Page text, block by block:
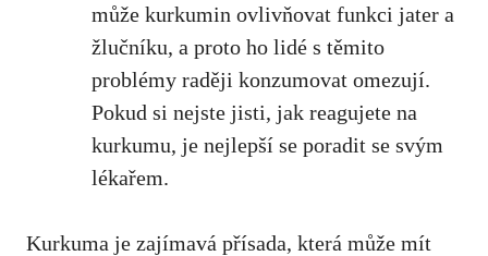
může kurkumin ovlivňovat funkci jater a
‌žlučníku, a​ proto ho lidé s⁤ těmito
problémy raději konzumovat ​omezují. ​
Pokud si nejste jisti, jak ‌reagujete na⁤
kurkumu, je nejlepší se poradit se svým
lékařem.
Kurkuma je zajímavá přísada, ⁤která může mít